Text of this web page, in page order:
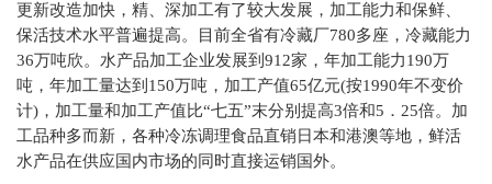
更新改造加快，精、深加工有了较大发展，加工能力和保鲜、
保活技术水平普遍提高。目前全省有冷藏厂780多座，冷藏能力
36万吨欣。水产品加工企业发展到912家，年加工能力190万
吨，年加工量达到150万吨，加工产值65亿元(按1990年不变价
计)，加工量和加工产值比“七五”末分别提高3倍和5．25倍。加
工品种多而新，各种冷冻调理食品直销日本和港澳等地，鲜活
水产品在供应国内市场的同时直接运销国外。